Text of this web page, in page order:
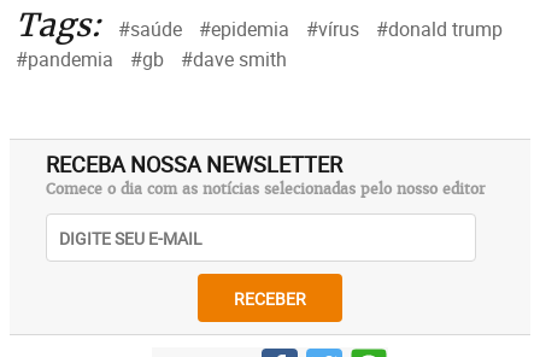
Tags: #saúde #epidemia #vírus
#donald trump
#pandemia
#gb #dave smith
RECEBA NOSSA NEWSLETTER
Comece o dia com as notícias selecionadas pelo nosso editor
RECEBER